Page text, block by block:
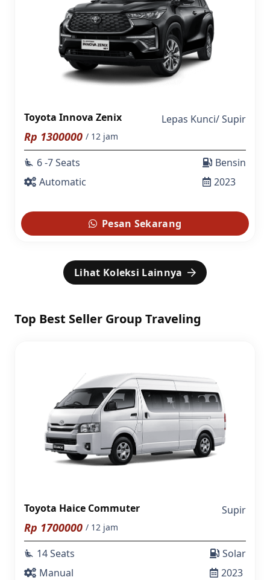
Toyota Innova Zenix Lepas Kunci/Supir
Rp 1300000 / 12 jam
airline_seat_recline_extra 6 -7 Seats
Automatic
Bensin
2023
Pesan Sekarang
Lihat Koleksi Lainnya
Top Best Seller Group Traveling
Toyota Haice Commuter Supir
Rp 1700000 / 12 jam
airline_seat_recline_extra 14 Seats
Manual
Solar
2023